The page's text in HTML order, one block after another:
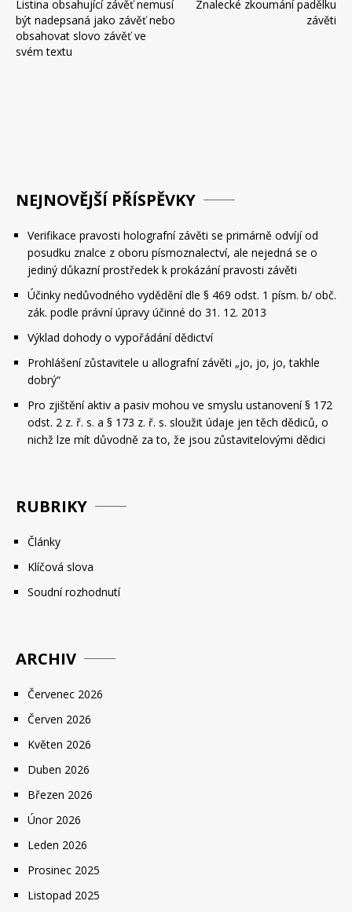
pro
příspěvek
Listina obsahující závěť nemusí
být nadepsaná jako závěť nebo
obsahovat slovo závěť ve
svém textu
Znalecké zkoumání padělku
závěti
NEJNOVĚJŠÍ PŘÍSPĚVKY
Verifikace pravosti holografní závěti se primárně odvíjí od
posudku znalce z oboru písmoznalectví, ale nejedná se o
jediný důkazní prostředek k prokázání pravosti závěti
Účinky nedůvodného vydědění dle § 469 odst. 1 písm. b/ obč.
zák. podle právní úpravy účinné do 31. 12. 2013
Výklad dohody o vypořádání dědictví
Prohlášení zůstavitele u allografní závěti „jo, jo, jo, takhle
dobrý“
Pro zjištění aktiv a pasiv mohou ve smyslu ustanovení § 172
odst. 2 z. ř. s. a § 173 z. ř. s. sloužit údaje jen těch dědiců, o
nichž lze mít důvodně za to, že jsou zůstavitelovými dědici
RUBRIKY
Články
Klíčová slova
Soudní rozhodnutí
ARCHIV
Červenec 2026
Červen 2026
Květen 2026
Duben 2026
Březen 2026
Únor 2026
Leden 2026
Prosinec 2025
Listopad 2025